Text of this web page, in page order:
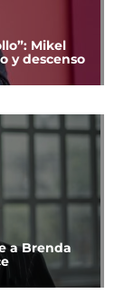
Mikel
y descenso
a Brenda